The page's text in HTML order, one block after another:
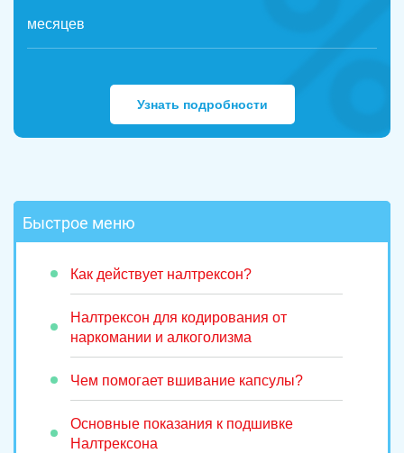
месяцев
Узнать подробности
Быстрое меню
Как действует налтрексон?
Налтрексон для кодирования от
наркомании и алкоголизма
Чем помогает вшивание капсулы?
Основные показания к подшивке
Налтрексона